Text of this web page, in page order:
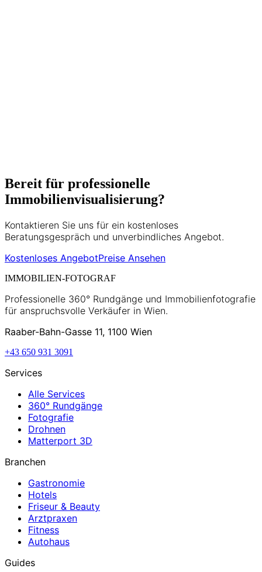
Bereit für professionelle
Immobilienvisualisierung?
Kontaktieren Sie uns für ein kostenloses
Beratungsgespräch und unverbindliches Angebot.
Kostenloses AngebotPreise Ansehen
IMMOBILIEN-FOTOGRAF
Professionelle 360° Rundgänge und Immobilienfotografie
für anspruchsvolle Verkäufer in Wien.
Raaber-Bahn-Gasse 11, 1100 Wien
+43 650 931 3091
Services
Alle Services
360° Rundgänge
Fotografie
Drohnen
Matterport 3D
Branchen
Gastronomie
Hotels
Friseur & Beauty
Arztpraxen
Fitness
Autohaus
Guides